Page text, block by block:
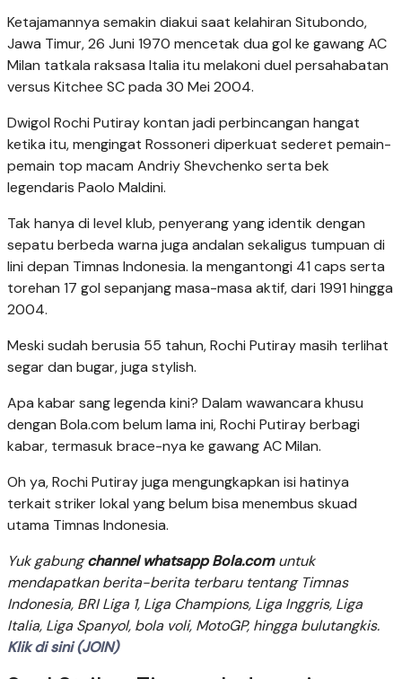
Ketajamannya semakin diakui saat kelahiran Situbondo,
Jawa Timur, 26 Juni 1970 mencetak dua gol ke gawang AC
Milan tatkala raksasa Italia itu melakoni duel persahabatan
versus Kitchee SC pada 30 Mei 2004.
Dwigol Rochi Putiray kontan jadi perbincangan hangat
ketika itu, mengingat Rossoneri diperkuat sederet pemain-
pemain top macam Andriy Shevchenko serta bek
legendaris Paolo Maldini.
Tak hanya di level klub, penyerang yang identik dengan
sepatu berbeda warna juga andalan sekaligus tumpuan di
lini depan Timnas Indonesia. Ia mengantongi 41 caps serta
torehan 17 gol sepanjang masa-masa aktif, dari 1991 hingga
2004.
Meski sudah berusia 55 tahun, Rochi Putiray masih terlihat
segar dan bugar, juga stylish.
Apa kabar sang legenda kini? Dalam wawancara khusu
dengan Bola.com belum lama ini, Rochi Putiray berbagi
kabar, termasuk brace-nya ke gawang AC Milan.
Oh ya, Rochi Putiray juga mengungkapkan isi hatinya
terkait striker lokal yang belum bisa menembus skuad
utama Timnas Indonesia.
Yuk gabungchannel whatsapp Bola.comuntuk
mendapatkan berita-berita terbaru tentang Timnas
Indonesia, BRI Liga 1, Liga Champions, Liga Inggris, Liga
Italia, Liga Spanyol, bola voli, MotoGP, hingga bulutangkis.
Klik di sini (JOIN)